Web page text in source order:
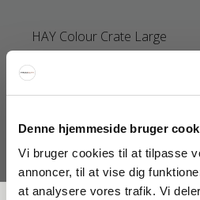
Denne hjemmeside bruger
Vi bruger cookies til at tilpasse
annoncer, til at vise dig
at analysere vores trafik. Vi
HAY Colour Crate Large
299-AB634-A603-AF64M
399 SEK
Pris från
Visa produkten